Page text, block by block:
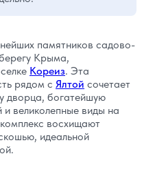
памятников садово-
Крыма,
Кореиз. Эта
рядом с Ялтой сочетает
дворца, богатейшую
и великолепные виды на
восхищают
идеальной